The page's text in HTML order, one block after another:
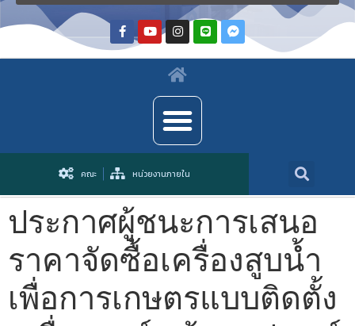
คณะ หน่วยงานภายใน
ประกาศผู้ชนะการเสนอ
ราคาจัดซื้อเครื่องสูบน้ำ
เพื่อการเกษตรแบบติดตั้ง